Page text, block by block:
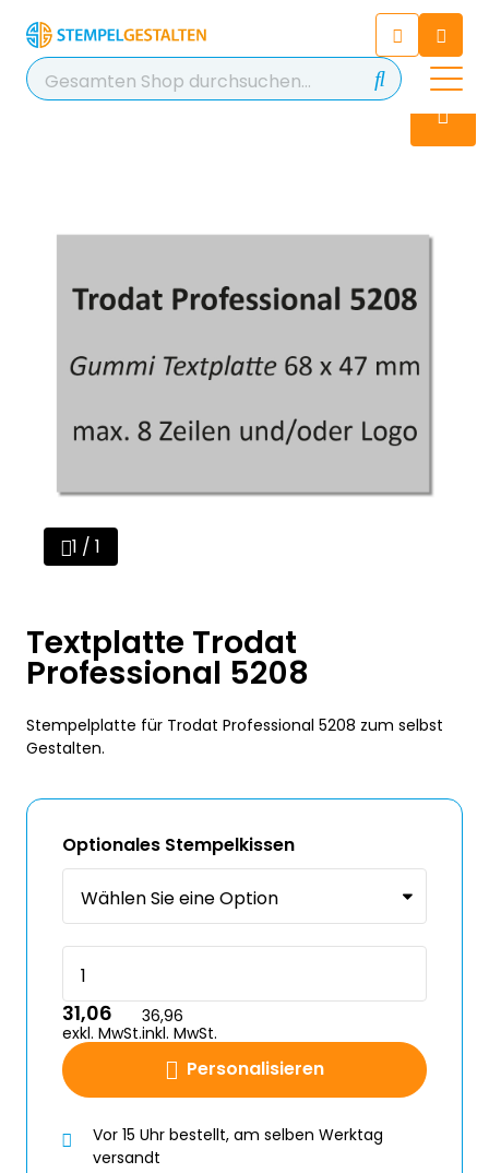
Chatten Sie 24/7 mit unserem
hilfreichen Chatbot
Kontakt
+49 2038 0480 403
1 / 1
Textplatte Trodat
Professional 5208
Stempelplatte für Trodat Professional 5208 zum selbst
Gestalten.
Optionales Stempelkissen
Personalisieren
31,06
exkl. MwSt.
36,96
inkl. MwSt.
Vor 15 Uhr bestellt, am selben Werktag
versandt